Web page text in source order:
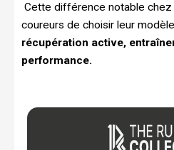
Cette différence notable chez
coureurs de choisir leur
récupération active,
performance.